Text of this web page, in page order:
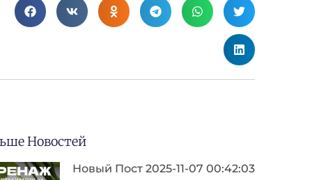
Новостей
Новый Пост 2025-11-07 00:42:03